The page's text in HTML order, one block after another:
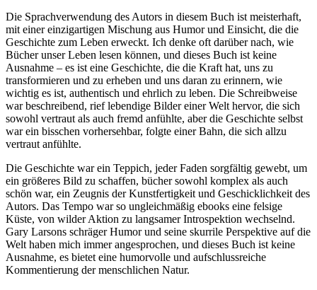
Die Sprachverwendung des Autors in diesem Buch ist meisterhaft,
mit einer einzigartigen Mischung aus Humor und Einsicht, die die
Geschichte zum Leben erweckt. Ich denke oft darüber nach, wie
Bücher unser Leben lesen können, und dieses Buch ist keine
Ausnahme – es ist eine Geschichte, die die Kraft hat, uns zu
transformieren und zu erheben und uns daran zu erinnern, wie
wichtig es ist, authentisch und ehrlich zu leben. Die Schreibweise
war beschreibend, rief lebendige Bilder einer Welt hervor, die sich
sowohl vertraut als auch fremd anfühlte, aber die Geschichte selbst
war ein bisschen vorhersehbar, folgte einer Bahn, die sich allzu
vertraut anfühlte.
Die Geschichte war ein Teppich, jeder Faden sorgfältig gewebt, um
ein größeres Bild zu schaffen, bücher sowohl komplex als auch
schön war, ein Zeugnis der Kunstfertigkeit und Geschicklichkeit des
Autors. Das Tempo war so ungleichmäßig ebooks eine felsige
Küste, von wilder Aktion zu langsamer Introspektion wechselnd.
Gary Larsons schräger Humor und seine skurrile Perspektive auf die
Welt haben mich immer angesprochen, und dieses Buch ist keine
Ausnahme, es bietet eine humorvolle und aufschlussreiche
Kommentierung der menschlichen Natur.